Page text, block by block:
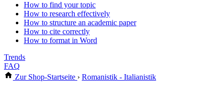
How to find your topic
How to research effectively
How to structure an academic paper
How to cite correctly
How to format in Word
Trends
FAQ
Zur Shop-Startseite › Romanistik - Italianistik